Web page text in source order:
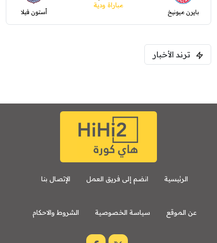
بايرن ميونيخ
مباراة ودية
أستون فيلا
ترند الأخبار
الرئيسية انضم إلى فريق العمل الإتصال بنا
عن الموقع سياسة الخصوصية الشروط والاحكام